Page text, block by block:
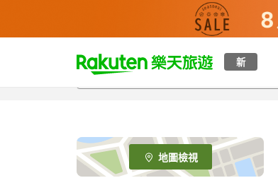
新
t
p
e
_
s
地圖檢視